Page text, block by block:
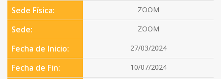
Sede Física: ZOOM
Sede: ZOOM
Fecha de Inicio: 27/03/2024
Fecha de Fin: 10/07/2024